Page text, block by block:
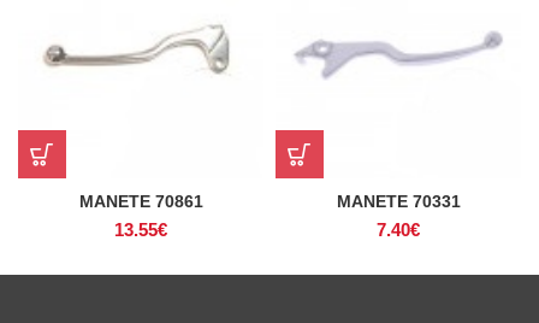
MANETE 70861
13.55€
MANETE 70331
7.40€